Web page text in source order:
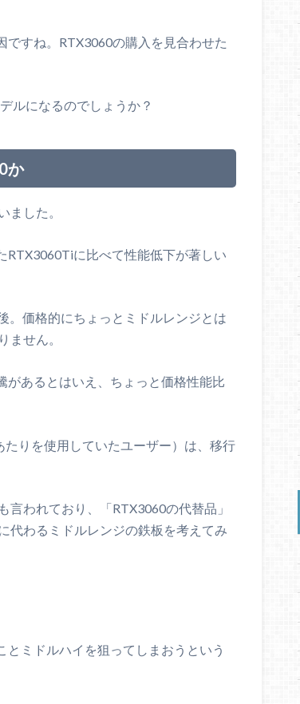
すね。RTX3060の購入を見合わせた
ルになるのでしょうか？
か
ました。
RTX3060Tiに比べて性能低下が著しい
。価格的にちょっとミドルレンジとは
ません。
があるとはいえ、ちょっと価格性能比
りを使用していたユーザー）は、移行
われており、「RTX3060の代替品」
代わるミドルレンジの鉄板を考えてみ
ミドルハイを狙ってしまおうという